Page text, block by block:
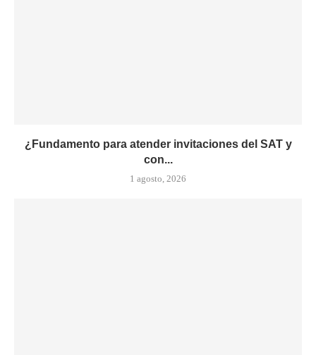
¿Fundamento para atender invitaciones del SAT y
con...
1 agosto, 2026